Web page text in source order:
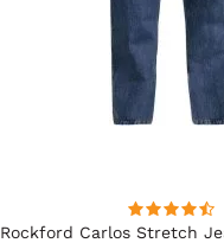
Rockford Carlos Stretch